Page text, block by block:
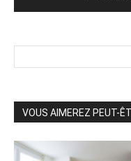
VOUS AIMEREZ PEUT-